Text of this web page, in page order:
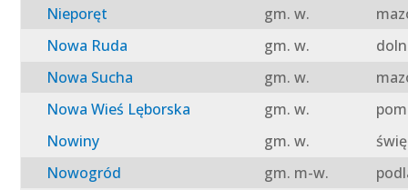
Nieporęt
gm. w.
Nowa Ruda
gm. w.
Nowa Sucha
gm. w.
Nowa Wieś Lęborska
gm. w.
Nowiny
gm. w.
Nowogród
gm. m-w.